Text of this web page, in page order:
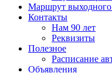
Маршрут
Контакты
Нам 90 лет
Реквизиты
Полезное
Расписание
Объявления